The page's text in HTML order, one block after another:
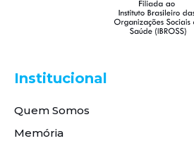
Institucional
Quem Somos
Memória